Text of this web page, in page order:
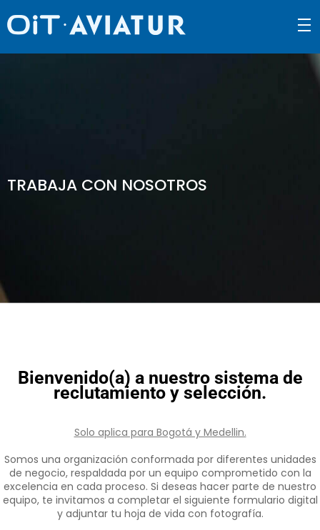
density_medium
TRABAJA CON NOSOTROS
Bienvenido(a) a nuestro sistema de
reclutamiento y selección.
Solo aplica para Bogotá y Medellin.
Somos una organización conformada por diferentes unidades
de negocio, respaldada por un equipo comprometido con la
excelencia en cada proceso. Si deseas hacer parte de nuestro
equipo, te invitamos a completar el siguiente formulario digital
y adjuntar tu hoja de vida con fotografía.